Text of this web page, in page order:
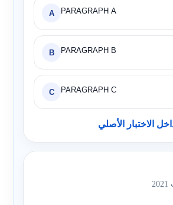
A PARAGRAPH A
B PARAGRAPH B
C PARAGRAPH C
الاختبار الأصلي